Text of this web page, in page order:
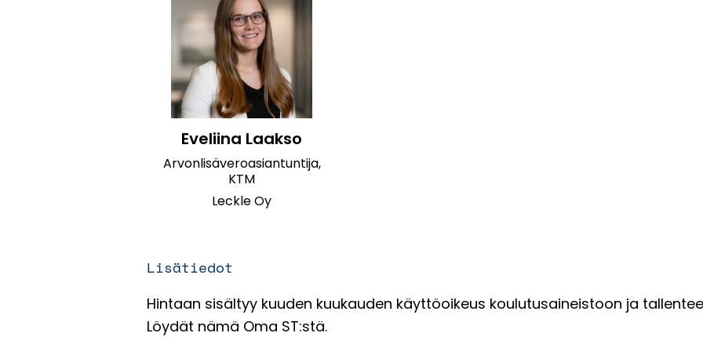
Eveliina Laakso
Arvonlisäveroasiantuntija,
KTM
Leckle Oy
Lisätiedot
Hintaan sisältyy kuuden kuukauden käyttöoikeus koulutusaineistoon ja
Löydät nämä Oma ST:stä.